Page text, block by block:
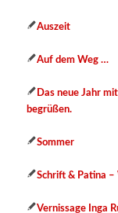
Auszeit
Auf dem Weg …
Das neue Jahr
begrüßen.
Sommer
Schrift & Patina –
Vernissage Inga